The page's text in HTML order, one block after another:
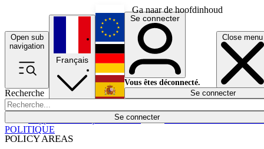
Ga naar de hoofdinhoud
Open sub
navigation
Close menu
Recherche
Se connecter
POLICY AREAS
Économie
Français
English
Deutsch
Español
Se connecter
Vous êtes déconnecté.
Se connecter
POLITIQUE